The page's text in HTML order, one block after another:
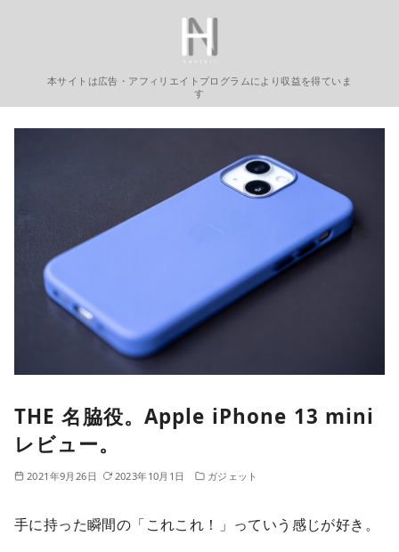
ツ
本サイトは広告・アフィリエイトプログラムにより収益を得ていま
す
THE 名脇役。Apple iPhone 13 mini
レビュー。
2021年9月26日 2023年10月1日 ガジェット
手に持った瞬間の「これこれ！」っていう感じが好き。